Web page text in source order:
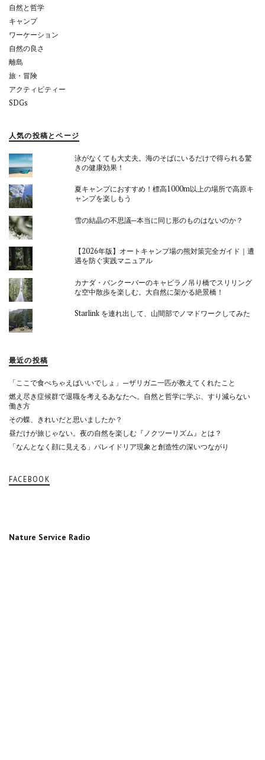
自然と哲学
キャンプ
ワーケーション
自然の良さ
離島
旅・冒険
アクティビティー
SDGs
人気の投稿とページ
泳がなくても大丈夫。海のそばにいるだけで得られる驚
きの健康効果！
夏キャンプにおすすめ！標高1000m以上の場所で高原キ
ャンプを楽しもう
雪の結晶の不思議─本当に同じ形のものはないのか？
【2026年版】オートキャンプ場の熊対策完全ガイド｜遭
遇を防ぐ実践マニュアル
カナダ・バンクーバーのキャピラノ吊り橋でスリリング
な空中散歩を楽しむ。大自然に架かる絶景橋！
Starlink を連れ出して、山間部でノマドワークしてみた
最近の投稿
「ここで食べちゃえばいいでしょ」—ザリガニ一匹が教えてくれたこと
燃え尽き症候群で退職を考えるあなたへ。自然と哲学に学ぶ、すり減らない
働き方
その蝶、きれいだと思いましたか？
昼だけが旅じゃない。夜の自然を楽しむ『ノクツーリズム』とは？
「なんとなく顔に見える」パレイドリア現象と創造性の深いつながり
FACEBOOK
Nature Service Radio